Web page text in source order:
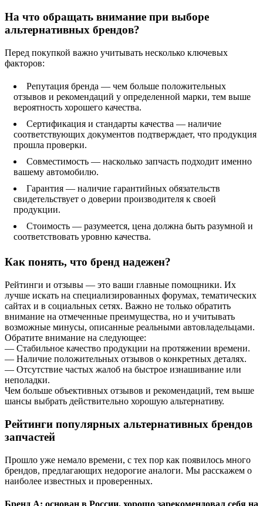
На что обращать внимание при выборе
альтернативных брендов?
Перед покупкой важно учитывать несколько ключевых
факторов:
Репутация бренда — чем больше положительных
отзывов и рекомендаций у определенной марки, тем выше
вероятность хорошего качества.
Сертификация и стандарты качества — наличие
соответствующих документов подтверждает, что продукция
прошла проверки.
Совместимость — насколько запчасть подходит именно
вашему автомобилю.
Гарантия — наличие гарантийных обязательств
свидетельствует о доверии производителя к своей
продукции.
Стоимость — разумеется, цена должна быть разумной и
соответствовать уровню качества.
Как понять, что бренд надежен?
Рейтинги и отзывы — это ваши главные помощники. Их
лучше искать на специализированных форумах, тематических
сайтах и в социальных сетях. Важно не только обратить
внимание на отмеченные преимущества, но и учитывать
возможные минусы, описанные реальными автовладельцами.
Обратите внимание на следующее:
— Стабильное качество продукции на протяжении времени.
— Наличие положительных отзывов о конкретных деталях.
— Отсутствие частых жалоб на быстрое изнашивание или
неполадки.
Чем больше объективных отзывов и рекомендаций, тем выше
шансы выбрать действительно хорошую альтернативу.
Рейтинги популярных альтернативных брендов
запчастей
Прошло уже немало времени, с тех пор как появилось много
брендов, предлагающих недорогие аналоги. Мы расскажем о
наиболее известных и проверенных.
Бренд A: основан в России, хорошо зарекомендовал себя на